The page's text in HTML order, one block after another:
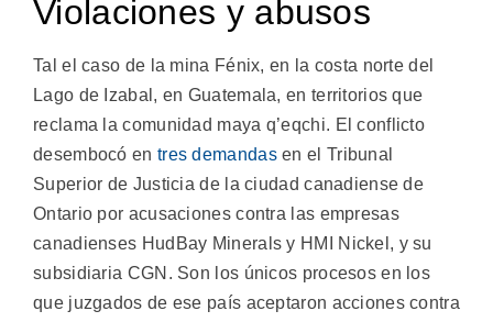
Violaciones y abusos
Tal el caso de la mina Fénix, en la costa norte del
Lago de Izabal, en Guatemala, en territorios que
reclama la comunidad maya q’eqchi. El conflicto
desembocó en tres demandasen el Tribunal
Superior de Justicia de la ciudad canadiense de
Ontario por acusaciones contra las empresas
canadienses HudBay Minerals y HMI Nickel, y su
subsidiaria CGN. Son los únicos procesos en los
que juzgados de ese país aceptaron acciones contra